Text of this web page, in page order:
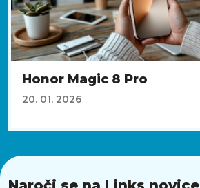
Honor Magic 8 Pro
20. 01. 2026